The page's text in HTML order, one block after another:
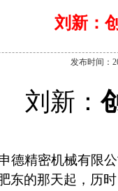
刘新：
发布时间：
刘新 ：
精密机械有限
东的那天起，历